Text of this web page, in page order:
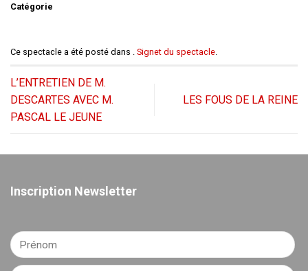
Catégorie
Ce spectacle a été posté dans . Signet du spectacle.
L’ENTRETIEN DE M.
DESCARTES AVEC M.
PASCAL LE JEUNE
LES FOUS DE LA REINE
Inscription Newsletter